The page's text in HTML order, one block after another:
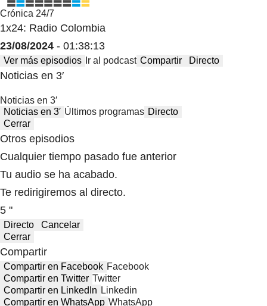
Crónica 24/7
1x24: Radio Colombia
23/08/2024 - 01:38:13
Ver más episodios Ir al podcast Compartir Directo
Noticias en 3′
Noticias en 3′
Noticias en 3′ Últimos programas Directo
Cerrar
Otros episodios
Cualquier tiempo pasado fue anterior
Tu audio se ha acabado.
Te redirigiremos al directo.
5 "
Directo
Cancelar
Cerrar
Compartir
Compartir en Facebook Facebook
Compartir en Twitter Twitter
Compartir en LinkedIn Linkedin
Compartir en WhatsApp WhatsApp